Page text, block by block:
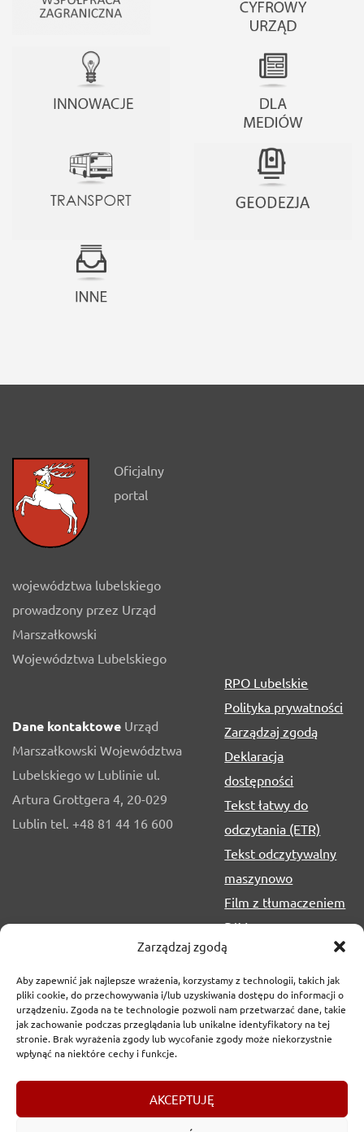
Zarządzaj zgodą
Aby zapewnić jak najlepsze wrażenia, korzystamy z technologii, takich jak
pliki cookie, do przechowywania i/lub uzyskiwania dostępu do informacji o
urządzeniu. Zgoda na te technologie pozwoli nam przetwarzać dane, takie
jak zachowanie podczas przeglądania lub unikalne identyfikatory na tej
stronie. Brak wyrażenia zgody lub wycofanie zgody może niekorzystnie
wpłynąć na niektóre cechy i funkcje.
AKCEPTUJĘ
Oficjalny
portal
województwa lubelskiego
prowadzony przez Urząd
Marszałkowski
Województwa Lubelskiego
Dane kontaktowe Urząd
Marszałkowski Województwa
Lubelskiego w Lublinie ul.
Artura Grottgera 4, 20-029
Lublin tel. +48 81 44 16 600
RPO Lubelskie
Polityka prywatności
Zarządzaj zgodą
Deklaracja
dostępności
Tekst łatwy do
odczytania (ETR)
Tekst odczytywalny
maszynowo
Film z tłumaczeniem
PJM
2017-2026 © Urząd Marszałkowski Województwa
Lubelskiego w Lublinie